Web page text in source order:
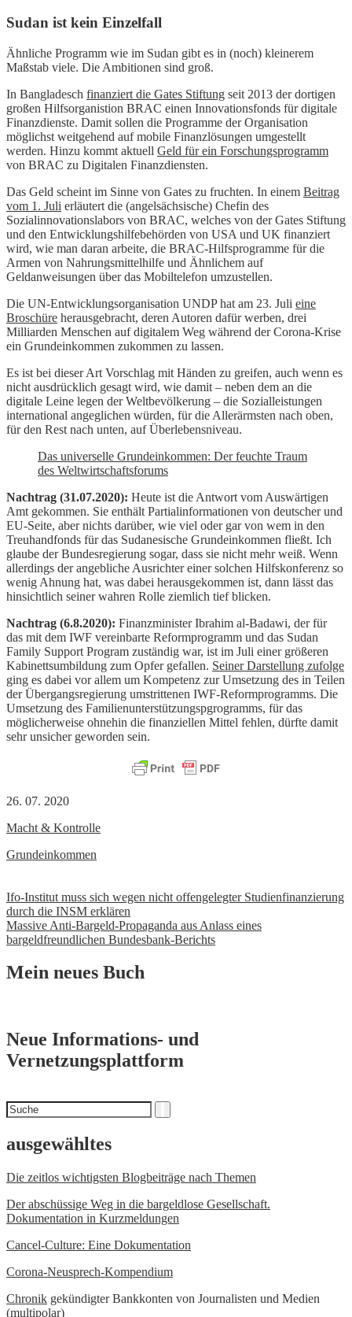
Sudan ist kein Einzelfall
Ähnliche Programm wie im Sudan gibt es in (noch) kleinerem
Maßstab viele. Die Ambitionen sind groß.
In Bangladesch finanziert die Gates Stiftung seit 2013 der dortigen
großen Hilfsorganistion BRAC einen Innovationsfonds für digitale
Finanzdienste. Damit sollen die Programme der Organisation
möglichst weitgehend auf mobile Finanzlösungen umgestellt
werden. Hinzu kommt aktuell Geld für ein Forschungsprogramm
von BRAC zu Digitalen Finanzdiensten.
Das Geld scheint im Sinne von Gates zu fruchten. In einem Beitrag
vom 1. Juli erläutert die (angelsächsische) Chefin des
Sozialinnovationslabors von BRAC, welches von der Gates Stiftung
und den Entwicklungshilfebehörden von USA und UK finanziert
wird, wie man daran arbeite, die BRAC-Hilfsprogramme für die
Armen von Nahrungsmittelhilfe und Ähnlichem auf
Geldanweisungen über das Mobiltelefon umzustellen.
Die UN-Entwicklungsorganisation UNDP hat am 23. Juli eine
Broschüre herausgebracht, deren Autoren dafür werben, drei
Milliarden Menschen auf digitalem Weg während der Corona-Krise
ein Grundeinkommen zukommen zu lassen.
Es ist bei dieser Art Vorschlag mit Händen zu greifen, auch wenn es
nicht ausdrücklich gesagt wird, wie damit – neben dem an die
digitale Leine legen der Weltbevölkerung – die Sozialleistungen
international angeglichen würden, für die Allerärmsten nach oben,
für den Rest nach unten, auf Überlebensniveau.
Das universelle Grundeinkommen: Der feuchte Traum
des Weltwirtschaftsforums
Nachtrag (31.07.2020): Heute ist die Antwort vom Auswärtigen
Amt gekommen. Sie enthält Partialinformationen von deutscher und
EU-Seite, aber nichts darüber, wie viel oder gar von wem in den
Treuhandfonds für das Sudanesische Grundeinkommen fließt. Ich
glaube der Bundesregierung sogar, dass sie nicht mehr weiß. Wenn
allerdings der angebliche Ausrichter einer solchen Hilfskonferenz so
wenig Ahnung hat, was dabei herausgekommen ist, dann lässt das
hinsichtlich seiner wahren Rolle ziemlich tief blicken.
Nachtrag (6.8.2020): Finanzminister Ibrahim al-Badawi, der für
das mit dem IWF vereinbarte Reformprogramm und das Sudan
Family Support Program zuständig war, ist im Juli einer größeren
Kabinettsumbildung zum Opfer gefallen. Seiner Darstellung zufolge
ging es dabei vor allem um Kompetenz zur Umsetzung des in Teilen
der Übergangsregierung umstrittenen IWF-Reformprogramms. Die
Umsetzung des Familienunterstützungspgrogramms, für das
möglicherweise ohnehin die finanziellen Mittel fehlen, dürfte damit
sehr unsicher geworden sein.
26. 07. 2020
Macht & Kontrolle
Grundeinkommen
Beitrags-
Navigation
Ifo-Institut muss sich wegen nicht offengelegter Studienfinanzierung
durch die INSM erklären
Massive Anti-Bargeld-Propaganda aus Anlass eines
bargeldfreundlichen Bundesbank-Berichts
Mein neues Buch
Neue Informations- und
Vernetzungsplattform
Suchen
nach
ausgewähltes
Die zeitlos wichtigsten Blogbeiträge nach Themen
Der abschüssige Weg in die bargeldlose Gesellschaft.
Dokumentation in Kurzmeldungen
Cancel-Culture: Eine Dokumentation
Corona-Neusprech-Kompendium
Chronik gekündigter Bankkonten von Journalisten und Medien
(multipolar)